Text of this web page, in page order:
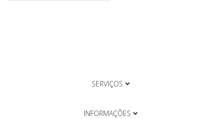
SERVIÇOS
INFORMAÇÕES